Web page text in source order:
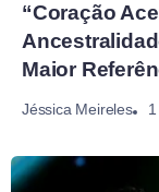
“Coração
Maior
Jéssica Meireles